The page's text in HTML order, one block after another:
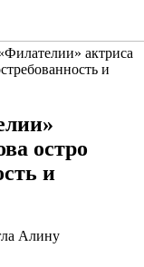
актриса
и
остро
и